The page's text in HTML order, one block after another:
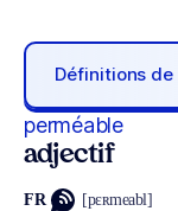
Définitions de
perméable
adjectif
FR [pɛʀmeabl]